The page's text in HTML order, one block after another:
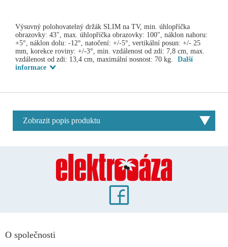
Výsuvný polohovatelný držák SLIM na TV, min. úhlopříčka
obrazovky: 43", max. úhlopříčka obrazovky: 100", náklon nahoru:
+5°, náklon dolu: -12°, natočení: +/-5°, vertikální posun: +/- 25
mm, korekce roviny: +/-3°, min. vzdálenost od zdi: 7,8 cm, max.
vzdálenost od zdi: 13,4 cm, maximální nosnost: 70 kg.
Další
informace
Zobrazit popis produktu
O společnosti